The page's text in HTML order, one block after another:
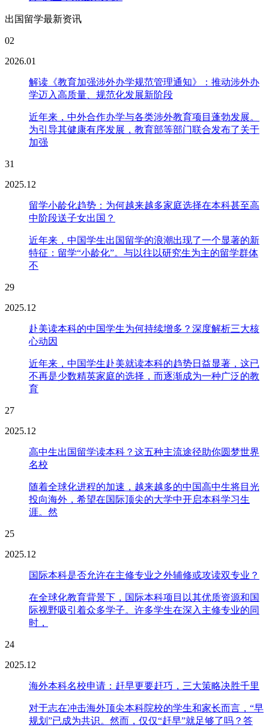
出国留学最新资讯
02
2026.01
解读《教育加强涉外办学规范管理通知》：推动涉外办
学迈入高质量、规范化发展新阶段
近年来，中外合作办学与各类涉外教育项目蓬勃发展。
为引导其健康有序发展，教育部等部门联合发布了关于
加强
31
2025.12
留学小龄化趋势：为何越来越多家庭选择在本科甚至高
中阶段送子女出国？
近年来，中国学生出国留学的浪潮出现了一个显著的新
特征：留学“小龄化”。与以往以研究生为主的留学群体
不
29
2025.12
赴美读本科的中国学生为何持续增多？深度解析三大核
心动因
近年来，中国学生赴美就读本科的趋势日益显著，这已
不再是少数精英家庭的选择，而逐渐成为一种广泛的教
育
27
2025.12
高中生出国留学读本科？这五种主流途径助你圆梦世界
名校
随着全球化进程的加速，越来越多的中国高中生将目光
投向海外，希望在国际顶尖的大学中开启本科学习生
涯。然
25
2025.12
国际本科是否允许在主修专业之外辅修或攻读双专业？
在全球化教育背景下，国际本科项目以其优质资源和国
际视野吸引着众多学子。许多学生在深入主修专业的同
时，
24
2025.12
海外本科名校申请：赶早更要赶巧，三大策略决胜千里
对于志在冲击海外顶尖本科院校的学生和家长而言，“早
规划”已成为共识。然而，仅仅“赶早”就足够了吗？答